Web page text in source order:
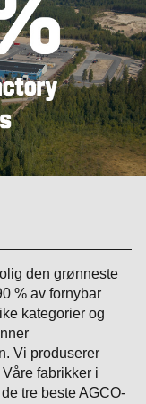
den grønneste
% av fornybar
kategorier og
Vi produserer
fabrikker i
tre beste AGCO-